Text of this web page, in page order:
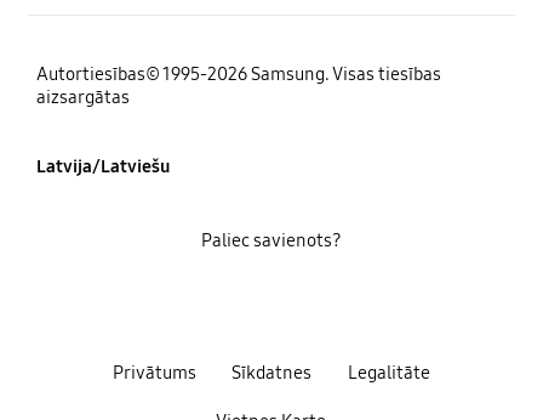
Autortiesības© 1995-2026 Samsung. Visas tiesības
aizsargātas
Latvija/Latviešu
Privātums Sīkdatnes Legalitāte
Paliec savienots?